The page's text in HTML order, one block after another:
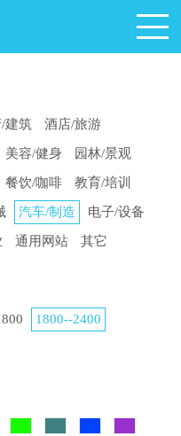
/建筑 酒店/旅游
美容/健身 园林/景观
餐饮/咖啡 教育/培训
汽车/制造 电子/设备
通用网站 其它
1800--2400